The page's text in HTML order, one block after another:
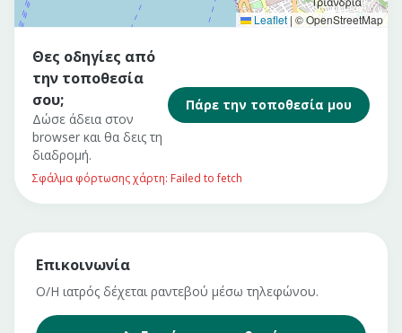
Leaflet |© OpenStreetMap
Θες οδηγίες από
την τοποθεσία
σου;
Δώσε άδεια στον
browser και θα δεις τη
διαδρομή.
Πάρε την τοποθεσία μου
Σφάλμα φόρτωσης χάρτη: Failed to fetch
Επικοινωνία
Ο/Η ιατρός δέχεται ραντεβού μέσω τηλεφώνου.